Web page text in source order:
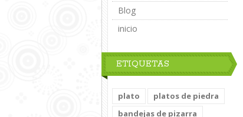
Blog
inicio
ETIQUETAS
plato
platos de piedra
bandejas de pizarra